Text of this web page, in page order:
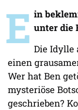
E in
unter die
Die Idylle
einen
Wer hat Ben
mysteriöse
geschrieben?